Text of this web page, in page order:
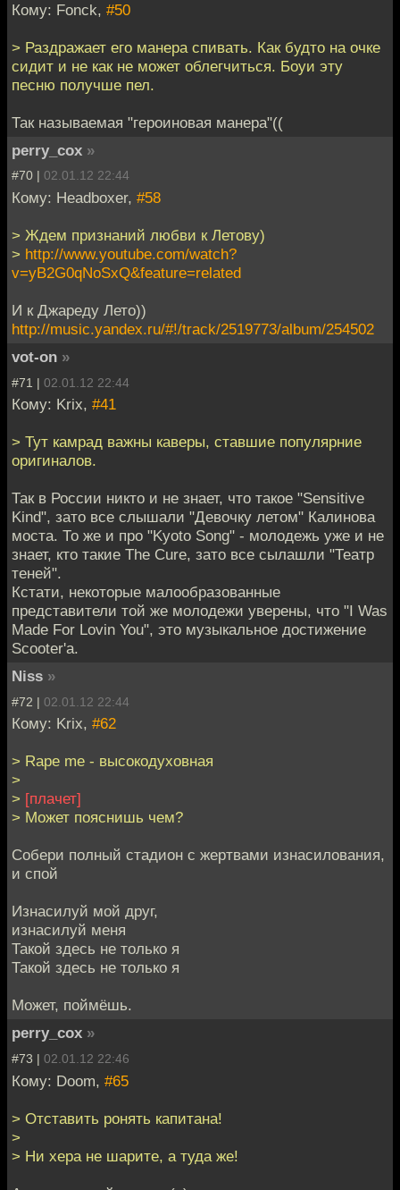
Кому: Fonck, #50
> Раздражает его манера спивать. Как будто на очке
сидит и не как не может облегчиться. Боуи эту
песню получше пел.
Так называемая "героиновая манера"((
perry_cox »
#70 | 02.01.12 22:44
Кому: Headboxer, #58
> Ждем признаний любви к Летову)
> http://www.youtube.com/watch?
v=yB2G0qNoSxQ&feature=related
И к Джареду Лето))
http://music.yandex.ru/#!/track/2519773/album/254502
vot-on »
#71 | 02.01.12 22:44
Кому: Krix, #41
> Тут камрад важны каверы, ставшие популярние
оригиналов.
Так в России никто и не знает, что такое "Sensitive
Kind", зато все слышали "Девочку летом" Калинова
моста. То же и про "Kyoto Song" - молодежь уже и не
знает, кто такие The Cure, зато все сылашли "Театр
теней".
Кстати, некоторые малообразованные
представители той же молодежи уверены, что "I Was
Made For Lovin You", это музыкальное достижение
Scooter'a.
Niss »
#72 | 02.01.12 22:44
Кому: Krix, #62
> Rape me - высокодуховная
>
> [плачет]
> Может пояснишь чем?
Cобери полный стадион с жертвами изнасилования,
и спой
Изнасилуй мой друг,
изнасилуй меня
Такой здесь не только я
Такой здесь не только я
Может, поймёшь.
perry_cox »
#73 | 02.01.12 22:46
Кому: Doom, #65
> Отставить ронять капитана!
>
> Ни хера не шарите, а туда же!